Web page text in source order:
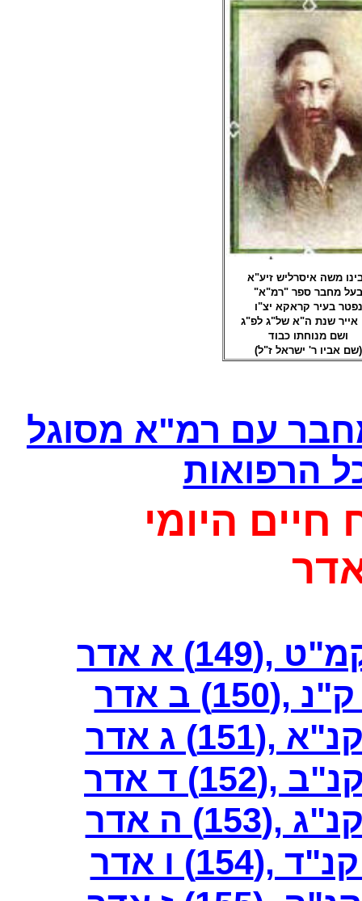
משה איסרליש זיע"א
בעל מחבר ספר "רמ"א"
נפטר בעיר קראקא יצ"ו
אייר שנת ה"א של"ג לפ"ג
ושם מנוחתו כבוד
(שם אביו ר' ישראל ז"ל)
עם רמ"א מסוגל
הרפואות
חיים היומי
א אדר
ב אדר
ג אדר
ד אדר
ה אדר
ו אדר